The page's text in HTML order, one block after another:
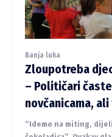
Banja luka
Zloupotreba
– Političari
novčanicama,
“Idemo na miting,